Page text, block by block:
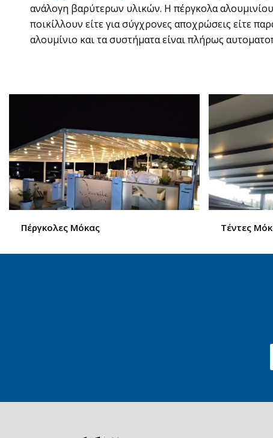
ανάλογη βαρύτερων υλικών. Η πέργκολα
ποικίλλουν είτε για σύγχρονες αποχρώσεις είτε
αλουμίνιο και τα συστήματα είναι πλήρως
Πέργκολες Μόκας Τέντες